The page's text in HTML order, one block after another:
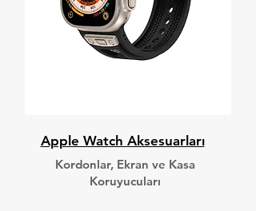
Apple Watch Aksesuarları
Kordonlar, Ekran ve Kasa
Koruyucuları